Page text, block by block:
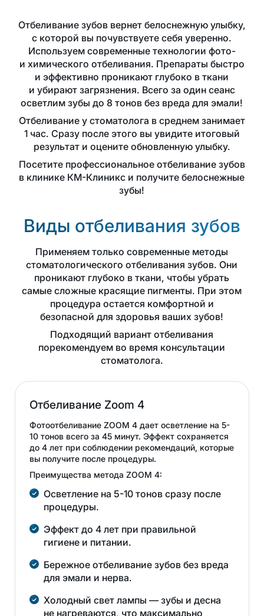
Отбеливание зубов вернет белоснежную улыбку,
с которой вы почувствуете себя уверенно.
Используем современные технологии фото-
и химического отбеливания. Препараты быстро
и эффективно проникают глубоко в ткани
и убирают загрязнения. Всего за один сеанс
осветлим зубы до 8 тонов без вреда для эмали!
Отбеливание у стоматолога в среднем занимает
1 час. Сразу после этого вы увидите итоговый
результат и оцените обновленную улыбку.
Посетите профессиональное отбеливание зубов
в клинике КМ-Клиникс и получите белоснежные
зубы!
Виды отбеливания зубов
Применяем только современные методы
стоматологического отбеливания зубов. Они
проникают глубоко в ткани, чтобы убрать
самые сложные красящие пигменты. При этом
процедура остается комфортной и
безопасной для здоровья ваших зубов!
Подходящий вариант отбеливания
порекомендуем во время консультации
стоматолога.
Отбеливание Zoom 4
Фотоотбеливание ZOOM 4 дает осветление на 5-
10 тонов всего за 45 минут. Эффект сохраняется
до 4 лет при соблюдении рекомендаций, которые
вы получите после процедуры.
Преимущества метода ZOOM 4:
Осветление на 5-10 тонов сразу после
процедуры.
Эффект до 4 лет при правильной
гигиене и питании.
Бережное отбеливание зубов без вреда
для эмали и нерва.
Холодный свет лампы — зубы и десна
не нагреваются, что максимально